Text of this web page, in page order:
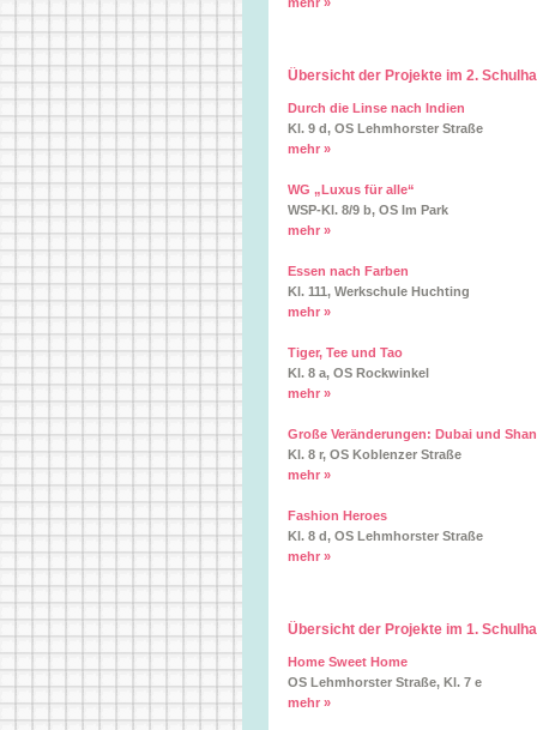
Übersicht der Projekte im 2.
Durch die Linse nach Indien
Kl. 9 d, OS Lehmhorster Straße
mehr »
WG „Luxus für alle“
WSP-Kl. 8/9 b, OS Im Park
mehr »
Essen nach Farben
Kl. 111, Werkschule Huchting
mehr »
Tiger, Tee und Tao
Kl. 8 a, OS Rockwinkel
mehr »
Große Veränderungen: Dubai und
Kl. 8 r, OS Koblenzer Straße
mehr »
Fashion Heroes
Kl. 8 d, OS Lehmhorster Straße
mehr »
Übersicht der Projekte im 1.
Home Sweet Home
OS Lehmhorster Straße, Kl. 7 e
mehr »